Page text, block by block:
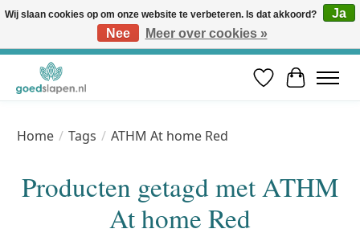
Vóór 12u besteld, volgende werkdag in huis* | Gratis verzending vanaf €50 | Professioneel slaapadvies
Verlanglijst
Home / Tags / ATHM At home Red
Producten getagd met ATHM
At home Red
Wij slaan cookies op om onze website te verbeteren. Is dat akkoord?
Ja
Nee
Meer over cookies »